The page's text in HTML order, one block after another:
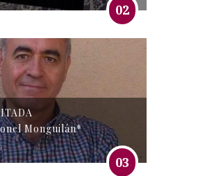
02
Monguilán*
03